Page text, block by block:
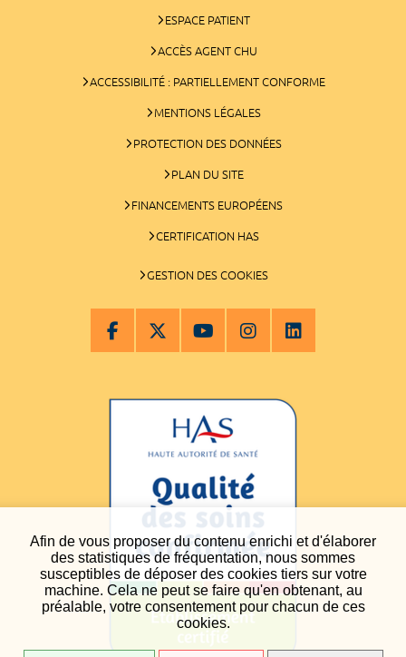
Afin de vous proposer du contenu enrichi et d'élaborer
des statistiques de fréquentation, nous sommes
susceptibles de déposer des cookies tiers sur votre
machine. Cela ne peut se faire qu'en obtenant, au
préalable, votre consentement pour chacun de ces
cookies.
ESPACE PATIENT
ACCÈS AGENT CHU
ACCESSIBILITÉ : PARTIELLEMENT CONFORME
MENTIONS LÉGALES
PROTECTION DES DONNÉES
PLAN DU SITE
FINANCEMENTS EUROPÉENS
CERTIFICATION HAS
GESTION DES COOKIES